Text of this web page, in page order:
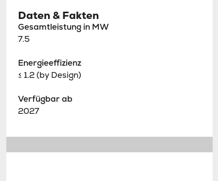
Daten & Fakten
Gesamtleistung in MW
7.5
Energieeffizienz
≤ 1.2 (by Design)
Verfügbar ab
2027